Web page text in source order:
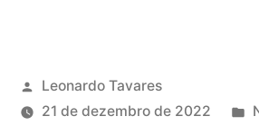
Leonardo Tavares
21 de dezembro de 2022